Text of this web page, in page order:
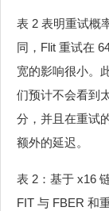
表 2 表明重试概
同，Flit 重试在
宽的影响很小。
们预计不会看到
分，并且在重试
额外的延迟。
表 2：基于 x16
FIT 与 FBER 和